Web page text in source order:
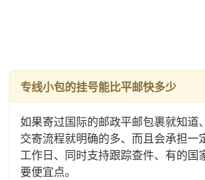
专线小包的挂号能比平邮快多少
如果寄过国际的邮政平邮包裹就知
交寄流程就明确的多、而且会承担
工作日、同时支持跟踪查件、有的
要便宜点。